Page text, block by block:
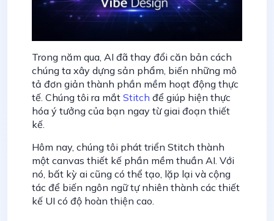
Trong năm qua, AI đã thay đổi căn bản cách
chúng ta xây dựng sản phẩm, biến những mô
tả đơn giản thành phần mềm hoạt động thực
tế. Chúng tôi ra mắt Stitch để giúp hiện thực
hóa ý tưởng của bạn ngay từ giai đoạn thiết
kế.
Hôm nay, chúng tôi phát triển Stitch thành
một canvas thiết kế phần mềm thuần AI. Với
nó, bất kỳ ai cũng có thể tạo, lặp lại và cộng
tác để biến ngôn ngữ tự nhiên thành các thiết
kế UI có độ hoàn thiện cao.